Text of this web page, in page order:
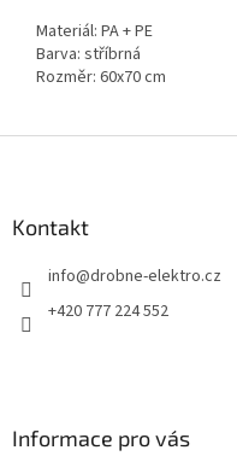
Materiál: PA + PE
Barva: stříbrná
Rozměr: 60x70 cm
Kontakt
info@drobne-elektro.cz
+420 777 224 552
Informace pro vás